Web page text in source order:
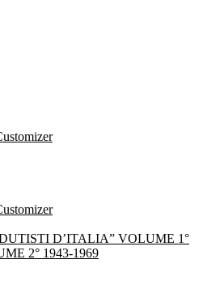
D’ITALIA” VOLUME 1°
2° 1943-1969